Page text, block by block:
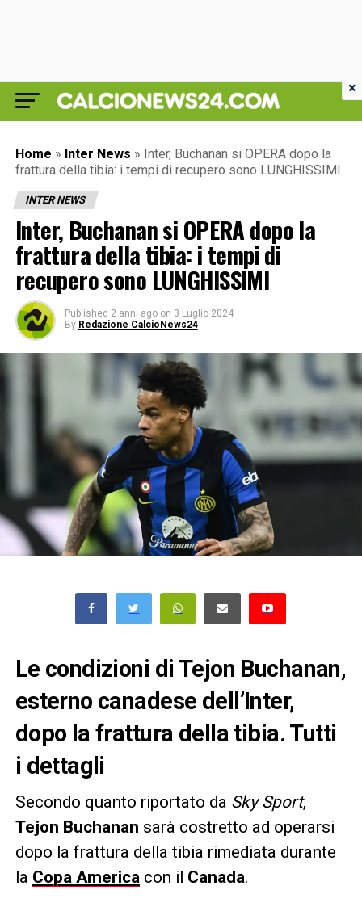
Home » Inter News » Inter, Buchanan si OPERA dopo la
frattura della tibia: i tempi di recupero sono LUNGHISSIMI
INTER NEWS
Inter, Buchanan si OPERA dopo la
frattura della tibia: i tempi di
recupero sono LUNGHISSIMI
Published 2 anni ago on 3 Luglio 2024
By Redazione CalcioNews24
Le condizioni di Tejon Buchanan,
esterno canadese dell’Inter,
dopo la frattura della tibia. Tutti
i dettagli
Secondo quanto riportato da Sky Sport,
Tejon Buchanan sarà costretto ad operarsi
dopo la frattura della tibia rimediata durante
la Copa America con il Canada.
×